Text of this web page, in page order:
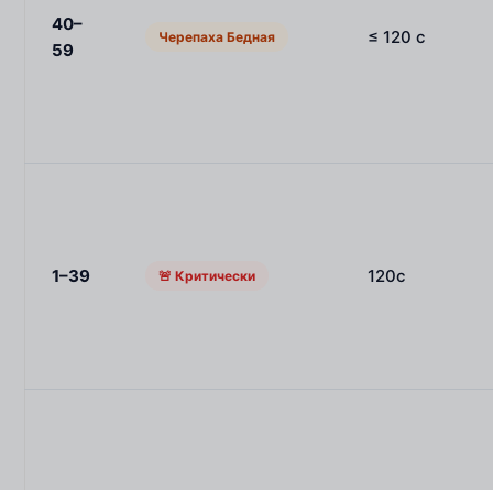
40–
59
Черепаха Бедная ≤ 120 с
1–39 🚨 Критически 120с